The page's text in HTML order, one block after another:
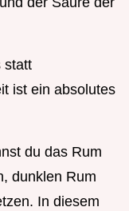
statt
ist ein absolutes
du das Rum
dunklen Rum
In diesem